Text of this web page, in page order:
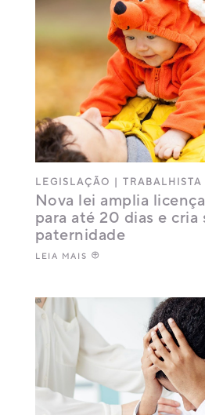
Nova lei amplia
para até 20 dias e cria
paternidade
LEGISLAÇÃO TRABALHISTA
LEIA MAIS